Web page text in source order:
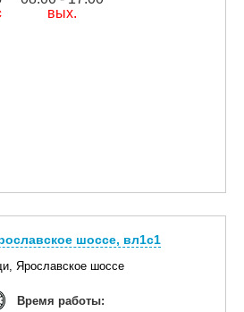
вых.
шоссе, вл1с1
Ярославское шоссе
Время работы: